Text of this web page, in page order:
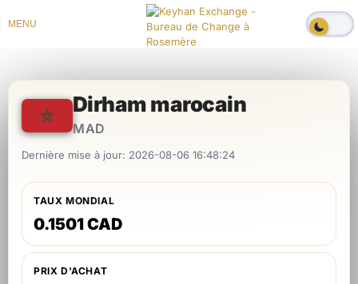
MENU
Dirham marocain
MAD
Dernière mise à jour: 2026-08-06 16:48:24
TAUX MONDIAL
0.1501 CAD
PRIX D'ACHAT